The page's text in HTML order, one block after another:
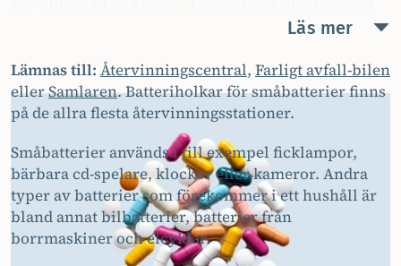
Lämnas till: Återvinningscentral, Farligt avfall-bilen
ellerSamlaren. Batteriholkar för småbatterier finns
på de allra flesta återvinningsstationer.
Småbatterier används i till exempel ficklampor,
bärbara cd-spelare, klockor eller kameror. Andra
typer av batterier som förekommer i ett hushåll är
bland annat bilbatterier, batterier från
borrmaskiner och elcyklar.
Läs mer